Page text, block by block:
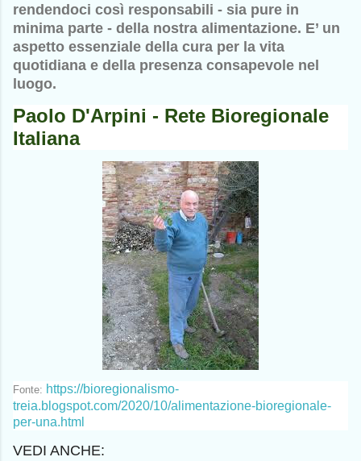
rendendoci così responsabili - sia pure in
minima parte - della nostra alimentazione. E’ un
aspetto essenziale della cura per la vita
quotidiana e della presenza consapevole nel
luogo.
Paolo D'Arpini - Rete Bioregionale
Italiana
Fonte: https://bioregionalismo-
treia.blogspot.com/2020/10/alimentazione-bioregionale-
per-una.html
VEDI ANCHE: